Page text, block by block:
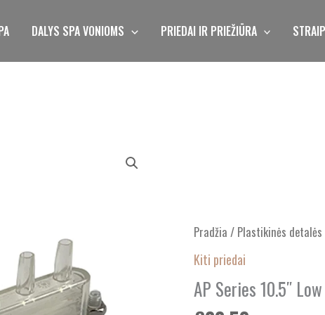
DALYS SPA VONIOMS PRIEDAI IR PRIEŽIŪRA
Pradžia / Plastikinės detalės
Kiti priedai
AP Series 10.5″
10.5"
Profile
Waterfall
Clear